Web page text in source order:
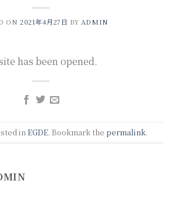
ON 2021年4月27日 BY ADMIN
has been opened.
in EGDE. Bookmark the permalink.